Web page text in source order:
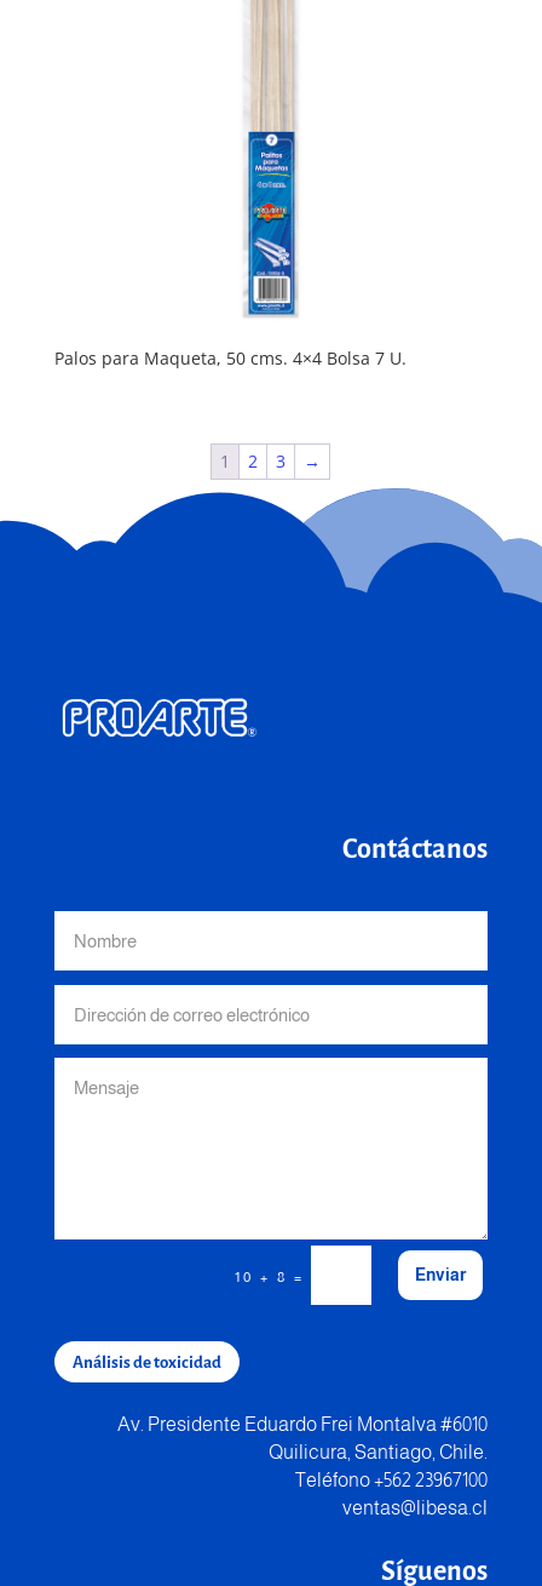
Palos para Maqueta, 50 cms. 4×4 Bolsa 7 U.
1 2 3 →
Contáctanos
10 + 8 = Enviar
Análisis de toxicidad
Av. Presidente Eduardo Frei Montalva #6010
Quilicura, Santiago, Chile.
Teléfono +562 23967100
ventas@libesa.cl
Síguenos